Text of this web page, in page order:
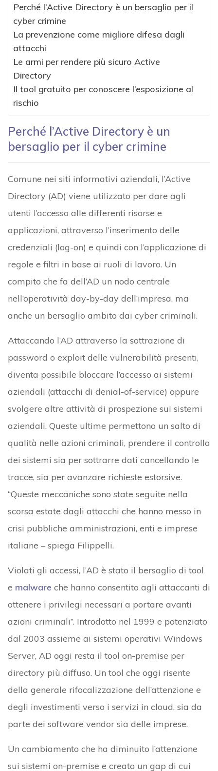
Perché l’Active Directory è un bersaglio per il
cyber crimine
La prevenzione come migliore difesa dagli
attacchi
Le armi per rendere più sicuro Active
Directory
Il tool gratuito per conoscere l’esposizione al
rischio
Perché l’Active Directory è un
bersaglio per il cyber crimine
Comune nei siti informativi aziendali, l’Active
Directory (AD) viene utilizzato per dare agli
utenti l’accesso alle differenti risorse e
applicazioni, attraverso l’inserimento delle
credenziali (log-on) e quindi con l’applicazione di
regole e filtri in base ai ruoli di lavoro. Un
compito che fa dell’AD un nodo centrale
nell’operatività day-by-day dell’impresa, ma
anche un bersaglio ambito dai cyber criminali.
Attaccando l’AD attraverso la sottrazione di
password o exploit delle vulnerabilità presenti,
diventa possibile bloccare l’accesso ai sistemi
aziendali (attacchi di denial-of-service) oppure
svolgere altre attività di prospezione sui sistemi
aziendali. Queste ultime permettono un salto di
qualità nelle azioni criminali, prendere il controllo
dei sistemi sia per sottrarre dati cancellando le
tracce, sia per avanzare richieste estorsive.
“Queste meccaniche sono state seguite nella
scorsa estate dagli attacchi che hanno messo in
crisi pubbliche amministrazioni, enti e imprese
italiane – spiega Filippelli.
Violati gli accessi, l’AD è stato il bersaglio di tool
e malware che hanno consentito agli attaccanti di
ottenere i privilegi necessari a portare avanti
azioni criminali”. Introdotto nel 1999 e potenziato
dal 2003 assieme ai sistemi operativi Windows
Server, AD oggi resta il tool on-premise per
directory più diffuso. Un tool che oggi risente
della generale rifocalizzazione dell’attenzione e
degli investimenti verso i servizi in cloud, sia da
parte dei software vendor sia delle imprese.
Un cambiamento che ha diminuito l’attenzione
sui sistemi on-premise e creato un gap di cui